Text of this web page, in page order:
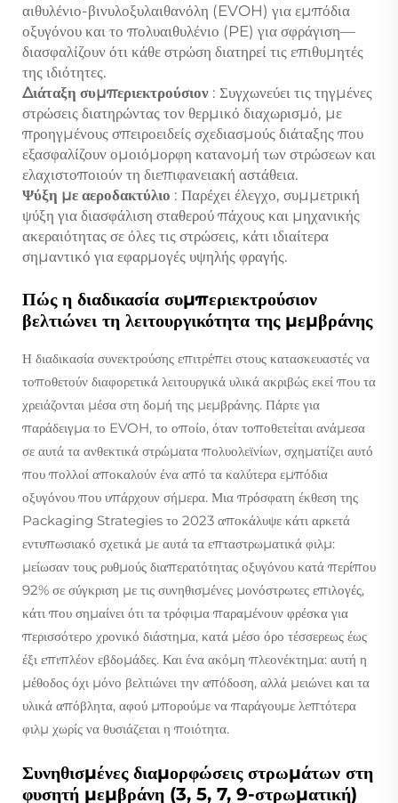
αιθυλένιο-βινυλοξυλαιθανόλη (EVOH) για εμπόδια
οξυγόνου και το πολυαιθυλένιο (PE) για σφράγιση—
διασφαλίζουν ότι κάθε στρώση διατηρεί τις επιθυμητές
της ιδιότητες.
Διάταξη συμπεριεκτρούσιον : Συγχωνεύει τις τηγμένες
στρώσεις διατηρώντας τον θερμικό διαχωρισμό, με
προηγμένους σπειροειδείς σχεδιασμούς διάταξης που
εξασφαλίζουν ομοιόμορφη κατανομή των στρώσεων και
ελαχιστοποιούν τη διεπιφανειακή αστάθεια.
Ψύξη με αεροδακτύλιο : Παρέχει έλεγχο, συμμετρική
ψύξη για διασφάλιση σταθερού πάχους και μηχανικής
ακεραιότητας σε όλες τις στρώσεις, κάτι ιδιαίτερα
σημαντικό για εφαρμογές υψηλής φραγής.
Πώς η διαδικασία συμπεριεκτρούσιον
βελτιώνει τη λειτουργικότητα της μεμβράνης
Η διαδικασία συνεκτρούσης επιτρέπει στους κατασκευαστές να
τοποθετούν διαφορετικά λειτουργικά υλικά ακριβώς εκεί που τα
χρειάζονται μέσα στη δομή της μεμβράνης. Πάρτε για
παράδειγμα το EVOH, το οποίο, όταν τοποθετείται ανάμεσα
σε αυτά τα ανθεκτικά στρώματα πολυολεϊνίων, σχηματίζει αυτό
που πολλοί αποκαλούν ένα από τα καλύτερα εμπόδια
οξυγόνου που υπάρχουν σήμερα. Μια πρόσφατη έκθεση της
Packaging Strategies το 2023 αποκάλυψε κάτι αρκετά
εντυπωσιακό σχετικά με αυτά τα επταστρωματικά φιλμ:
μείωσαν τους ρυθμούς διαπερατότητας οξυγόνου κατά περίπου
92% σε σύγκριση με τις συνηθισμένες μονόστρωτες επιλογές,
κάτι που σημαίνει ότι τα τρόφιμα παραμένουν φρέσκα για
περισσότερο χρονικό διάστημα, κατά μέσο όρο τέσσερεως έως
έξι επιπλέον εβδομάδες. Και ένα ακόμη πλεονέκτημα: αυτή η
μέθοδος όχι μόνο βελτιώνει την απόδοση, αλλά μειώνει και τα
υλικά απόβλητα, αφού μπορούμε να παράγουμε λεπτότερα
φιλμ χωρίς να θυσιάζεται η ποιότητα.
Συνηθισμένες διαμορφώσεις στρωμάτων στη
φυσητή μεμβράνη (3, 5, 7, 9-στρωματική)